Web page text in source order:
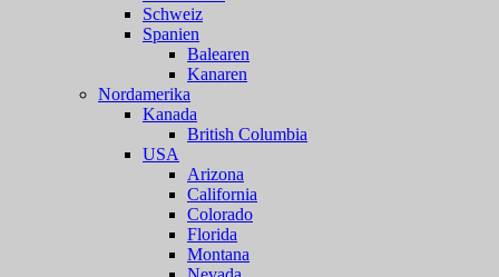
Schweiz
Spanien
Balearen
Kanaren
Nordamerika
Kanada
British Columbia
USA
Arizona
California
Colorado
Florida
Montana